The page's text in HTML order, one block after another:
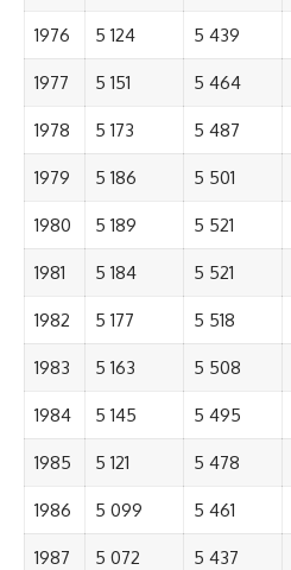
1976 5 124 5 439
1977 5 151 5 464
1978 5 173 5 487
1979 5 186 5 501
1980 5 189 5 521
1981 5 184 5 521
1982 5 177 5 518
1983 5 163 5 508
1984 5 145 5 495
1985 5 121 5 478
1986 5 099 5 461
1987 5 072 5 437